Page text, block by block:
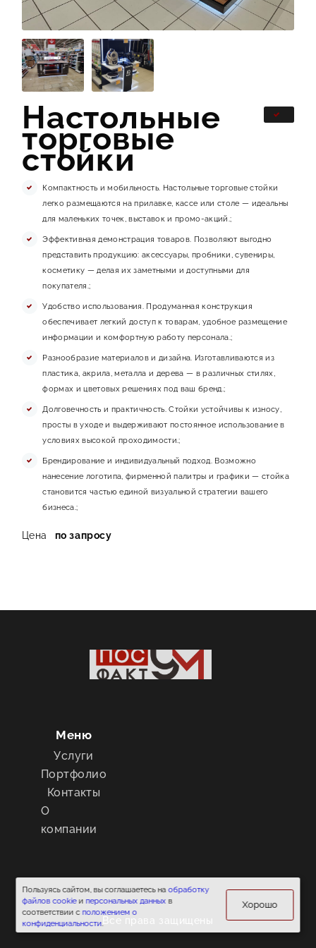
Настольные
торговые
стойки
Компактность и мобильность. Настольные торговые стойки
легко размещаются на прилавке, кассе или столе — идеальны
для маленьких точек, выставок и промо-акций.;
Эффективная демонстрация товаров. Позволяют выгодно
представить продукцию: аксессуары, пробники, сувениры,
косметику — делая их заметными и доступными для
покупателя.;
Удобство использования. Продуманная конструкция
обеспечивает легкий доступ к товарам, удобное размещение
информации и комфортную работу персонала.;
Разнообразие материалов и дизайна. Изготавливаются из
пластика, акрила, металла и дерева — в различных стилях,
формах и цветовых решениях под ваш бренд.;
Долговечность и практичность. Стойки устойчивы к износу,
просты в уходе и выдерживают постоянное использование в
условиях высокой проходимости.;
Брендирование и индивидуальный подход. Возможно
нанесение логотипа, фирменной палитры и графики — стойка
становится частью единой визуальной стратегии вашего
бизнеса.;
Цена по запросу
Меню
Услуги
Портфолио
Контакты
О
компании
Все права защищены
Пользуясь сайтом, вы соглашаетесь наобработку
файлов cookieиперсональных данных в
соответствии сположением о
конфиденциальности.
Хорошо